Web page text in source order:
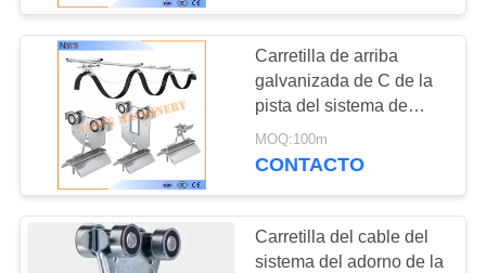
CONTROL
DE
CALIDAD
CONTÁCTENOS
SOLICITAR
barra del conductor
de la grúa
Carretilla de arriba
galvanizada de C de la
pista del sistema de
acero del adorno para
los cables planos
MOQ:100m
CONTACTO
Carretilla del cable del
sistema del adorno de la